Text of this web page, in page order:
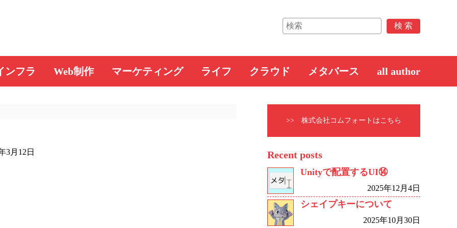
ンフラ Web制作 マーケティング ライフ クラウド メタバース all author
3月12日
>> 株式会社コムフォートはこちら
Recent posts
Unityで配置するUI⑭
2025年12月4日
シェイプキーについて
2025年10月30日